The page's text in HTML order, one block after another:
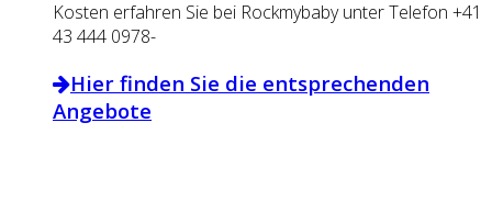
Kosten erfahren Sie bei Rockmybaby unter Telefon +41
43 444 0978-
Hier finden Sie die entsprechenden
Angebote